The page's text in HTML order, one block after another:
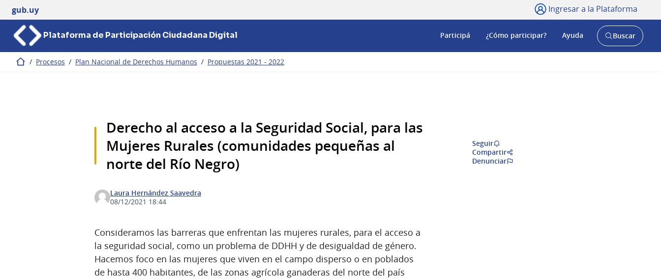
gub.uy Ingresar a la Plataforma
Plataforma de Participación Ciudadana Digital Participá ¿Cómo participar? Ayuda
AbrirBuscar
Inicio / Procesos / Plan Nacional de Derechos Humanos / Propuestas 2021 - 2022
Derecho al acceso a la Seguridad Social, para las
Mujeres Rurales (comunidades pequeñas al
norte del Río Negro)
Laura Hernández Saavedra
08/12/2021 18:44
Consideramos las barreras que enfrentan las mujeres rurales, para el acceso a
la seguridad social, como un problema de DDHH y de desigualdad de género.
Hacemos foco en las mujeres que viven en el campo disperso o en poblados
de hasta 400 habitantes, de las zonas agrícola ganaderas del norte del país
Seguir
Compartir
Denunciar